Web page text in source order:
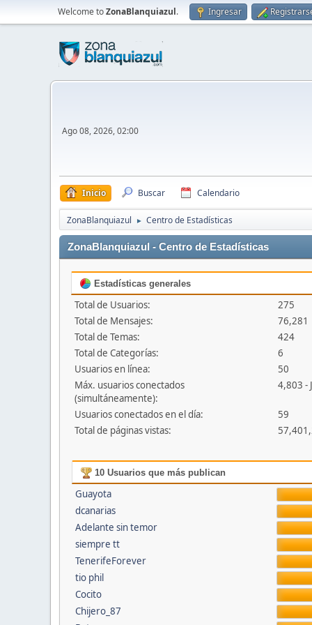
Welcome toZonaBlanquiazul. Ingresar
Ago 08, 2026, 02:00
Inicio Buscar Calendario
ZonaBlanquiazul ► Centro de Estadísticas
ZonaBlanquiazul - Centro de Estadísticas
Estadísticas generales
Total de Usuarios:
275
Total de Mensajes:
76,281
Total de Temas:
424
Total de Categorías:
6
Usuarios en línea:
50
Máx. usuarios conectados
(simultáneamente):
4,803 -
Usuarios conectados en el día:
59
Total de páginas vistas:
10 Usuarios que más publican
Guayota
dcanarias
Adelante sin temor
siempre tt
TenerifeForever
tio phil
Cocito
Chijero_87